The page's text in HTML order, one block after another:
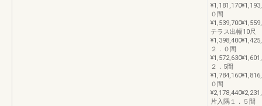
０間
テラス出幅10尺
２．０間
２．5間
０間
片入隅１．５間